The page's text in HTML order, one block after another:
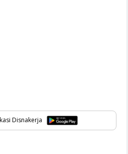
Disnakerja